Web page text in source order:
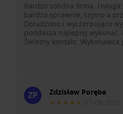
Bardzo solidna firma.
bardzo sprawnie, czysto a
Doradzono i wyczerpująco
poddasza najlepiej wykonać.
Świetny kontakt. Wykonawca
ZP
Zdzisław Poręba
★★★★★